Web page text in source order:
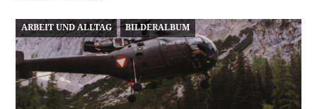
ARBEIT UND ALLTAG BILDERALBUM